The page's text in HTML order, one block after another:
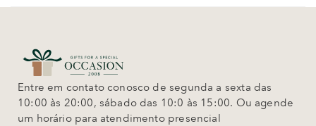
Entre em contato conosco de segunda a sexta das
10:00 às 20:00, sábado das 10:0 às 15:00. Ou agende
um horário para atendimento presencial